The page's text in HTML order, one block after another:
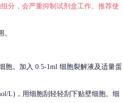
分，会严重抑制试剂盒工作。推荐使
胞。加入 0.5-1ml 细胞裂解液及适量蛋
L)，用细胞刮轻轻刮下贴壁细胞。细